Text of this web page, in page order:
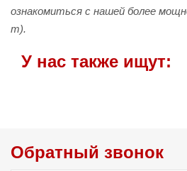
ознакомиться с нашей более
т).
У нас также ищут:
Обратный звонок